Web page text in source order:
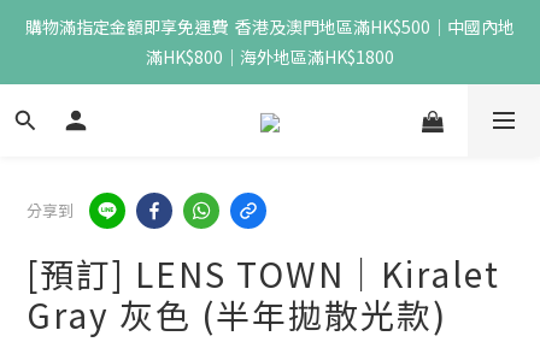
購物滿指定金額即享免運費  香港及澳門地區滿HK$500｜中國內地
滿HK$800｜海外地區滿HK$1800
分享到
[預訂] LENS TOWN｜Kiralet
Gray 灰色 (半年拋散光款)